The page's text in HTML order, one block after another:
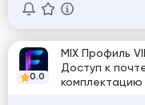
0.0
MIX Профиль
Доступ к
комплектацию